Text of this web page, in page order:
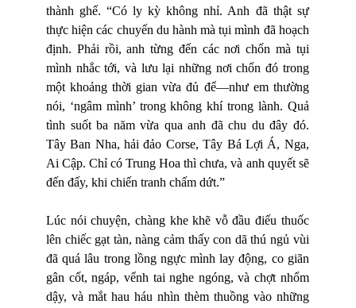
thành ghế. “Có ly kỳ không nhỉ. Anh đã thật sự
thực hiện các chuyến du hành mà tụi mình đã hoạch
định. Phải rồi, anh từng đến các nơi chốn mà tụi
mình nhắc tới, và lưu lại những nơi chốn đó trong
một khoảng thời gian vừa đủ để—như em thường
nói, ‘ngâm mình’ trong không khí trong lành. Quả
tình suốt ba năm vừa qua anh đã chu du đây đó.
Tây Ban Nha, hải đảo Corse, Tây Bá Lợi Á, Nga,
Ai Cập. Chỉ có Trung Hoa thì chưa, và anh quyết sẽ
đến đấy, khi chiến tranh chấm dứt.”
Lúc nói chuyện, chàng khe khẽ vỗ đầu điếu thuốc
lên chiếc gạt tàn, nàng cảm thấy con dã thú ngủ vùi
đã quá lâu trong lồng ngực mình lay động, co giãn
gân cốt, ngáp, vểnh tai nghe ngóng, và chợt nhổm
dậy, và mắt hau háu nhìn thèm thuồng vào những